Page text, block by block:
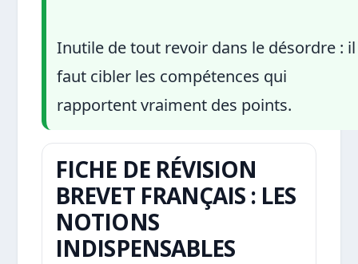
Inutile de tout revoir dans le désordre : il
faut cibler les compétences qui
rapportent vraiment des points.
FICHE DE RÉVISION
BREVET FRANÇAIS : LES
NOTIONS
INDISPENSABLES